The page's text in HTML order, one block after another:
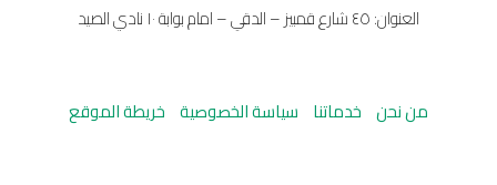
العنوان: ٤٥ شارع قمبيز – الدقي – امام بوابة ١٠ نادي الصيد
من نحن خدماتنا سياسة الخصوصية خريطة الموقع